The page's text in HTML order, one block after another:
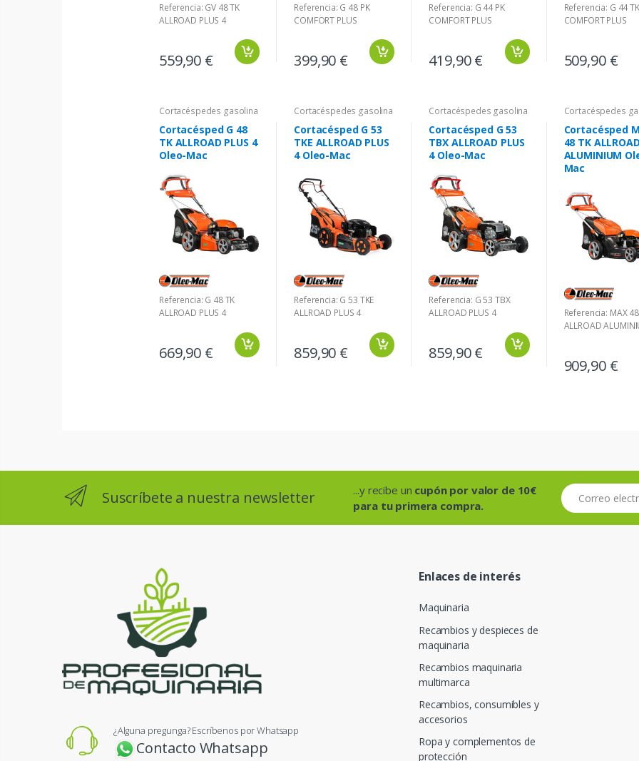
Referencia: GV 48 TK
ALLROAD PLUS 4
559,90 €
Referencia: G 48 PK
COMFORT PLUS
399,90 €
Referencia: G 44 PK
COMFORT PLUS
419,90 €
Referencia: G 44 TK
COMFORT PLUS
509,90 €
Cortacéspedes gasolina
Cortacésped G 48
TK ALLROAD PLUS 4
Oleo-Mac
Referencia: G 48 TK
ALLROAD PLUS 4
669,90 €
Cortacéspedes gasolina
Cortacésped G 53
TKE ALLROAD PLUS
4 Oleo-Mac
Referencia: G 53 TKE
ALLROAD PLUS 4
859,90 €
Cortacéspedes gasolina
Cortacésped G 53
TBX ALLROAD PLUS
4 Oleo-Mac
Referencia: G 53 TBX
ALLROAD PLUS 4
859,90 €
Cortacéspedes
Cortacésped
48 TK
ALUMINIUM
Mac
Referencia: MAX
ALLROAD
909,90 €
Suscríbete a nuestra newsletter ...y recibe un cupón por valor de 10€
para tu primera compra.
Correo
¿Alguna pregunga? Escríbenos por Whatsapp
Contacto Whatsapp
Enlaces de interés
Maquinaria
Recambios y despieces de
maquinaria
Recambios maquinaria
multimarca
Recambios, consumibles y
accesorios
Ropa y complementos de
protección